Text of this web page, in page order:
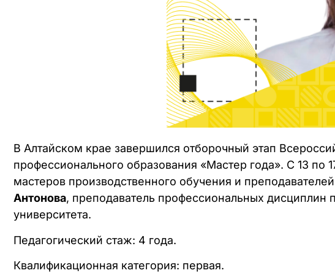
В Алтайском крае завершился отборочный этап
профессионального образования «Мастер года». С 13 по
мастеров производственного обучения и
Антонова, преподаватель профессиональных дисциплин
университета.
Педагогический стаж: 4 года.
Квалификационная категория: первая.